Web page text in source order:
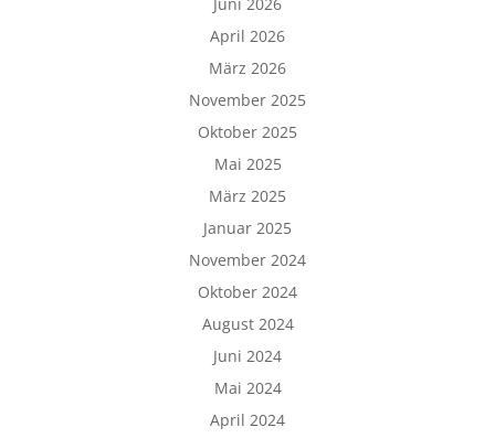
April 2026
März 2026
November 2025
Oktober 2025
Mai 2025
März 2025
Januar 2025
November 2024
Oktober 2024
August 2024
Juni 2024
Mai 2024
April 2024